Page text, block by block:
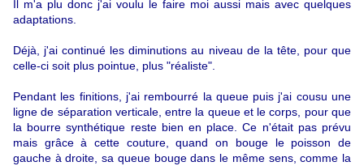
Il m'a plu donc j'ai voulu le faire moi aussi mais avec quelques
adaptations.
Déjà, j'ai continué les diminutions au niveau de la tête, pour que
celle-ci soit plus pointue, plus "réaliste".
Pendant les finitions, j'ai rembourré la queue puis j'ai cousu une
ligne de séparation verticale, entre la queue et le corps, pour que
la bourre synthétique reste bien en place. Ce n'était pas prévu
mais grâce à cette couture, quand on bouge le poisson de
gauche à droite, sa queue bouge dans le même sens, comme la